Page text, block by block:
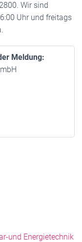
Wir sind
Uhr und freitags
Meldung:
und Energietechnik